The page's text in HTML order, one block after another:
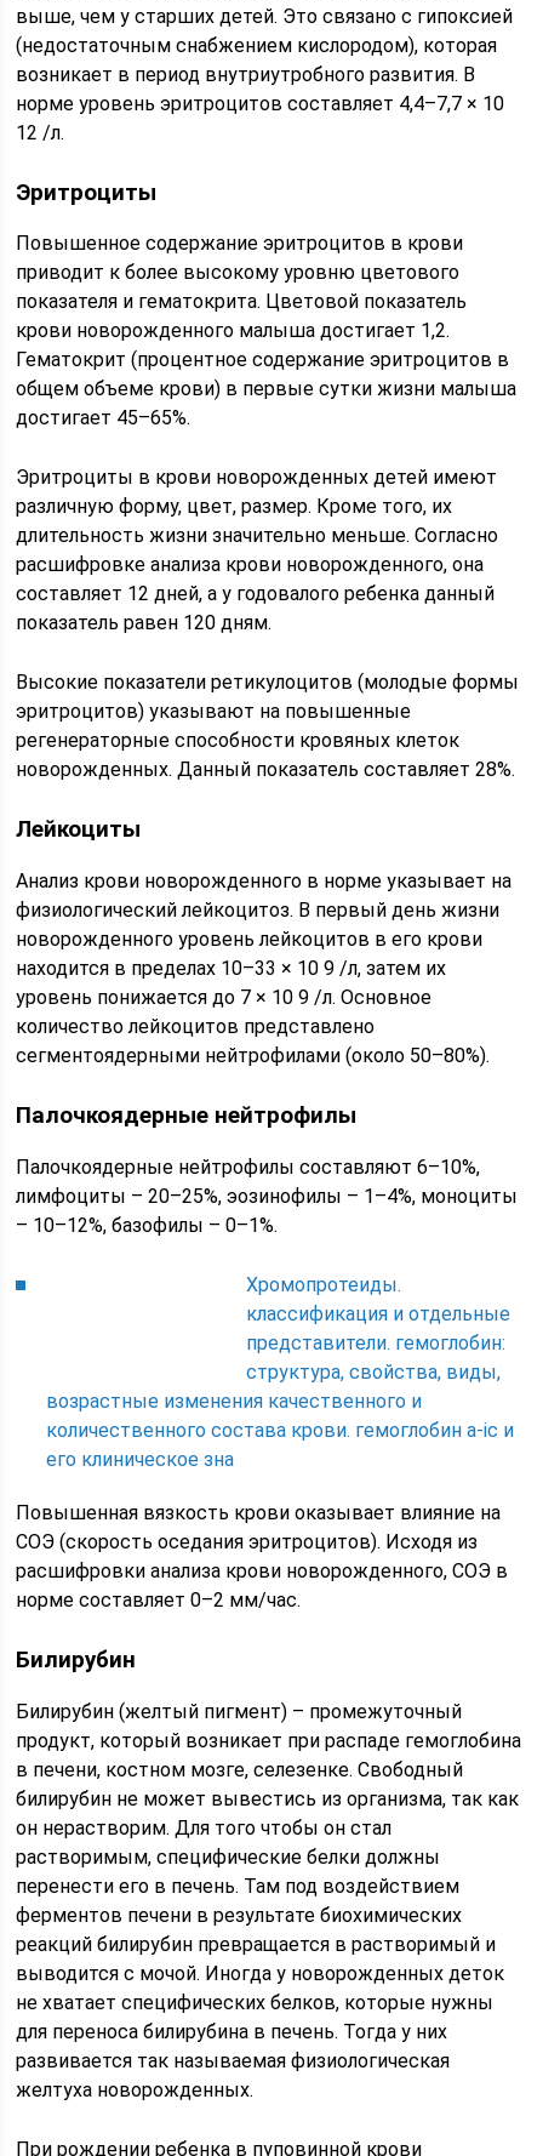
выше, чем у старших детей. Это связано с гипоксией
(недостаточным снабжением кислородом), которая
возникает в период внутриутробного развития. В
норме уровень эритроцитов составляет 4,4–7,7 × 10
12 /л.
Эритроциты
Повышенное содержание эритроцитов в крови
приводит к более высокому уровню цветового
показателя и гематокрита. Цветовой показатель
крови новорожденного малыша достигает 1,2.
Гематокрит (процентное содержание эритроцитов в
общем объеме крови) в первые сутки жизни малыша
достигает 45–65%.
Эритроциты в крови новорожденных детей имеют
различную форму, цвет, размер. Кроме того, их
длительность жизни значительно меньше. Согласно
расшифровке анализа крови новорожденного, она
составляет 12 дней, а у годовалого ребенка данный
показатель равен 120 дням.
Высокие показатели ретикулоцитов (молодые формы
эритроцитов) указывают на повышенные
регенераторные способности кровяных клеток
новорожденных. Данный показатель составляет 28%.
Лейкоциты
Анализ крови новорожденного в норме указывает на
физиологический лейкоцитоз. В первый день жизни
новорожденного уровень лейкоцитов в его крови
находится в пределах 10–33 × 10 9 /л, затем их
уровень понижается до 7 × 10 9 /л. Основное
количество лейкоцитов представлено
сегментоядерными нейтрофилами (около 50–80%).
Палочкоядерные нейтрофилы
Палочкоядерные нейтрофилы составляют 6–10%,
лимфоциты – 20–25%, эозинофилы – 1–4%, моноциты
– 10–12%, базофилы – 0–1%.
Хромопротеиды.
классификация и отдельные
представители. гемоглобин:
структура, свойства, виды,
возрастные изменения качественного и
количественного состава крови. гемоглобин а-ic и
его клиническое зна
Повышенная вязкость крови оказывает влияние на
СОЭ (скорость оседания эритроцитов). Исходя из
расшифровки анализа крови новорожденного, СОЭ в
норме составляет 0–2 мм/час.
Билирубин
Билирубин (желтый пигмент) – промежуточный
продукт, который возникает при распаде гемоглобина
в печени, костном мозге, селезенке. Свободный
билирубин не может вывестись из организма, так как
он нерастворим. Для того чтобы он стал
растворимым, специфические белки должны
перенести его в печень. Там под воздействием
ферментов печени в результате биохимических
реакций билирубин превращается в растворимый и
выводится с мочой. Иногда у новорожденных деток
не хватает специфических белков, которые нужны
для переноса билирубина в печень. Тогда у них
развивается так называемая физиологическая
желтуха новорожденных.
При рождении ребенка в пуповинной крови